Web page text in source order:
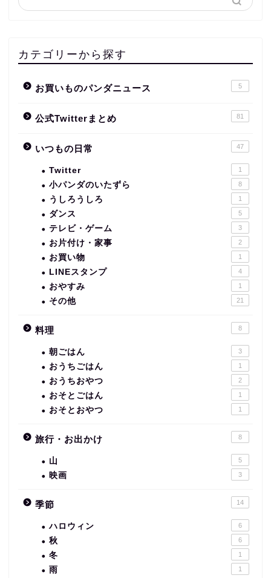
カテゴリーから探す
お買いものパンダニュース 5
公式Twitterまとめ 81
いつもの日常 47
Twitter 1
小パンダのいたずら 8
うしろうしろ 1
ダンス 5
テレビ・ゲーム 3
お片付け・家事 2
お買い物 1
LINEスタンプ 4
おやすみ 1
その他 21
料理 8
朝ごはん 3
おうちごはん 1
おうちおやつ 2
おそとごはん 1
おそとおやつ 1
旅行・お出かけ 8
山 5
映画 3
季節 14
ハロウィン 6
秋 6
冬 1
雨 1